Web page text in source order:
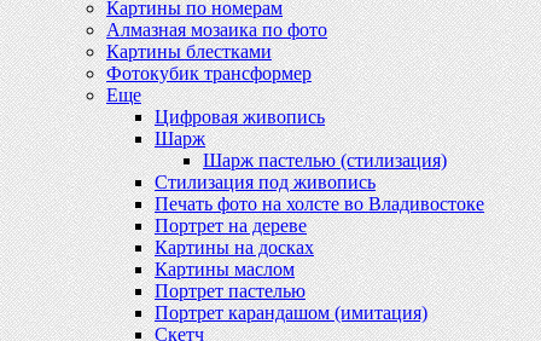
Картины по номерам
Алмазная мозаика по фото
Картины блестками
Фотокубик трансформер
Еще
Цифровая живопись
Шарж
Шарж пастелью (стилизация)
Стилизация под живопись
Печать фото на холсте во Владивостоке
Портрет на дереве
Картины на досках
Картины маслом
Портрет пастелью
Портрет карандашом (имитация)
Скетч